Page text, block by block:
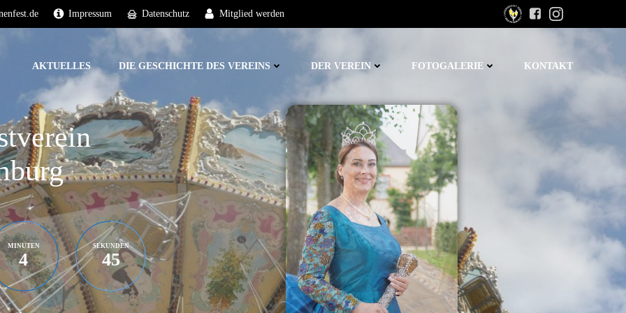
Impressum Datenschutz Mitglied werden
AKTUELLES DIE GESCHICHTE DES VEREINS DER VEREIN FOTOGALERIE KONTAKT
MINUTEN
4
SEKUNDEN
43